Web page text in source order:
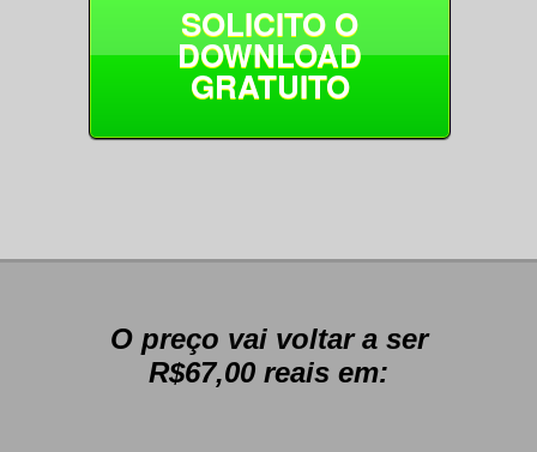
SOLICITO O
DOWNLOAD
GRATUITO
O preço vai voltar a ser
R$67,00 reais em: